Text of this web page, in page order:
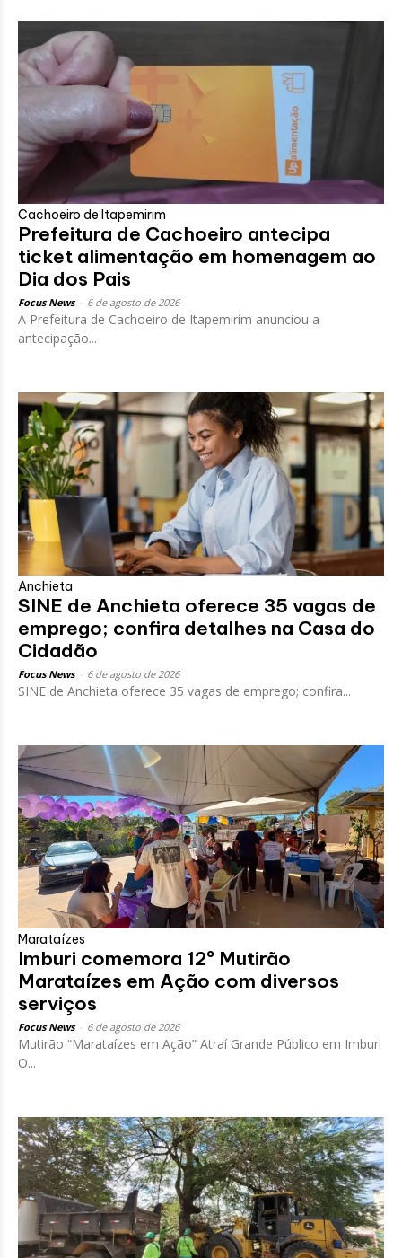
Cachoeiro de Itapemirim
Prefeitura de Cachoeiro antecipa
ticket alimentação em homenagem ao
Dia dos Pais
Focus News 6 de agosto de 2026
A Prefeitura de Cachoeiro de Itapemirim anunciou a
antecipação...
Anchieta
SINE de Anchieta oferece 35 vagas de
emprego; confira detalhes na Casa do
Cidadão
Focus News 6 de agosto de 2026
SINE de Anchieta oferece 35 vagas de emprego; confira...
Marataízes
Imburi comemora 12º Mutirão
Marataízes em Ação com diversos
serviços
Focus News 6 de agosto de 2026
Mutirão “Marataízes em Ação” Atraí Grande Público em Imburi
O...